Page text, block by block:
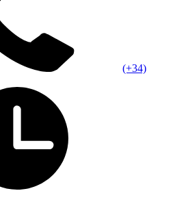
(+34)